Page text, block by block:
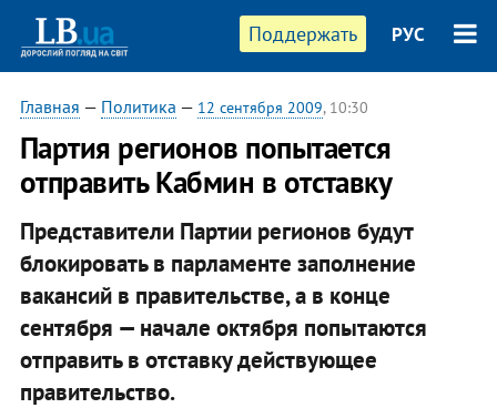
Поддержать РУС
Главная — Политика — 12 сентября 2009, 10:30
Партия регионов попытается
отправить Кабмин в отставку
Представители Партии регионов будут
блокировать в парламенте заполнение
вакансий в правительстве, а в конце
сентября — начале октября попытаются
отправить в отставку действующее
правительство.